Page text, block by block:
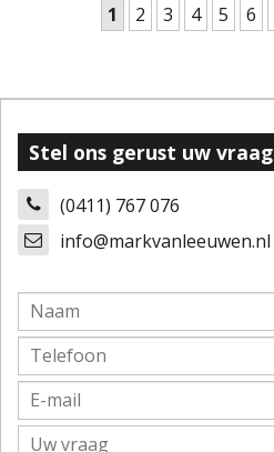
1 2 3 4 5 6
Stel ons gerust uw vraag
(0411) 767 076
info@markvanleeuwen.nl